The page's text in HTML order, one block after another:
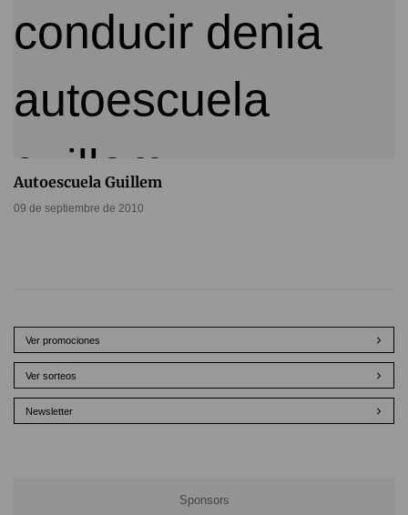
Autoescuela Guillem
09 de septiembre de 2010
Ver promociones
Ver sorteos
Newsletter